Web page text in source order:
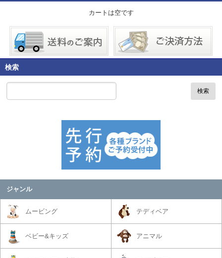
カートは空です
検索
検索
ジャンル
ムービング テディベア
ベビー&キッズ アニマル